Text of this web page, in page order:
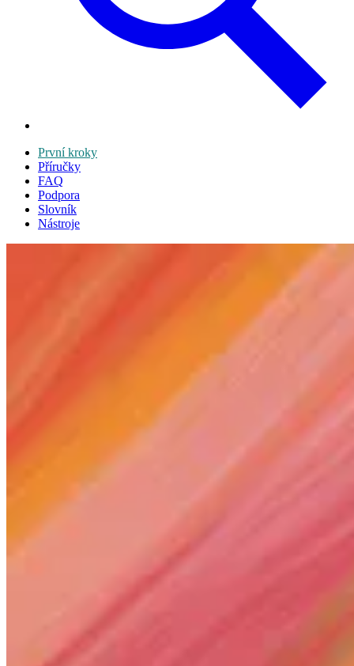
První kroky
Příručky
FAQ
Podpora
Slovník
Nástroje